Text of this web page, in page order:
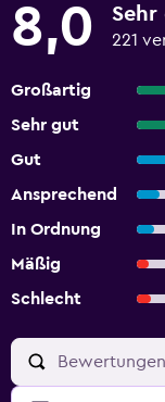
8,0 221
Großartig
Sehr gut
Gut
Ansprechend
In Ordnung
Mäßig
Schlecht